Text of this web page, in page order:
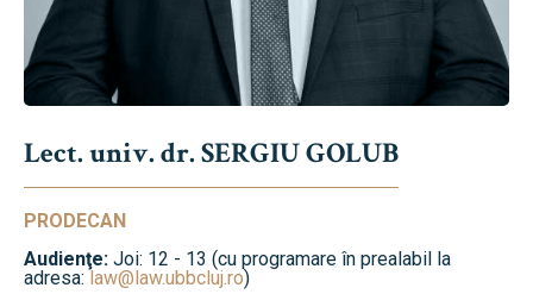
Lect. univ. dr. SERGIU GOLUB
PRODECAN
Audienţe: Joi: 12 - 13 (cu programare în prealabil la
adresa:law@law.ubbcluj.ro)